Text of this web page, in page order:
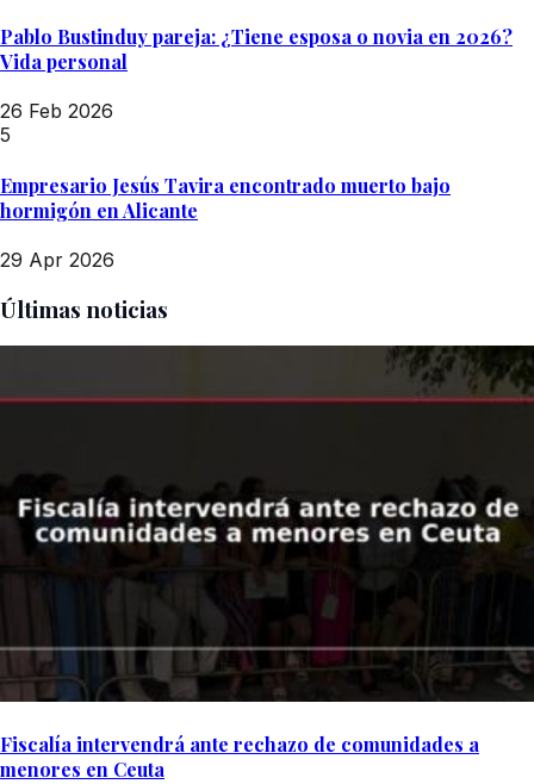
Pablo Bustinduy pareja: ¿Tiene esposa o novia en 2026?
Vida personal
26 Feb 2026
5
Empresario Jesús Tavira encontrado muerto bajo
hormigón en Alicante
29 Apr 2026
Últimas noticias
Fiscalía intervendrá ante rechazo de comunidades a
menores en Ceuta